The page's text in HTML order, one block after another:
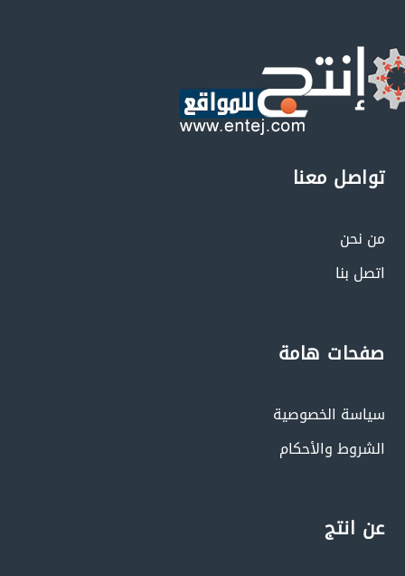
تواصل معنا
من نحن
اتصل بنا
صفحات هامة
سياسة الخصوصية
الشروط والأحكام
عن انتج